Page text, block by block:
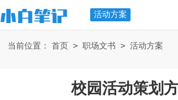
活动方案
当前位置： 首页 > 职场文书 > 活动方案
校园活动策划